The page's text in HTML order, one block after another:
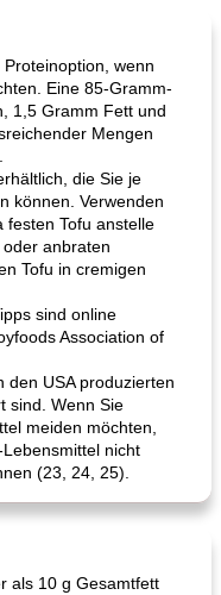
wenn
Eine 85-Gramm-
1,5 Gramm Fett und
Mengen
die Sie je
können. Verwenden
festen Tofu anstelle
anbraten
Tofu in cremigen
sind online
Association of
den USA produzierten
sind. Wenn Sie
meiden möchten,
nicht
(23, 24, 25).
als 10 g Gesamtfett